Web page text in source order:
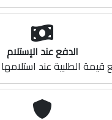
الدفع عند الإستلام
قيمة الطلبية عند